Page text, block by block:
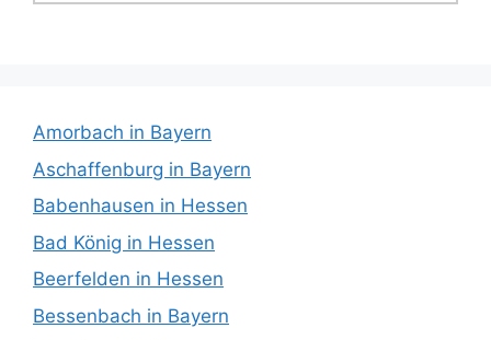
Amorbach in Bayern
Aschaffenburg in Bayern
Babenhausen in Hessen
Bad König in Hessen
Beerfelden in Hessen
Bessenbach in Bayern